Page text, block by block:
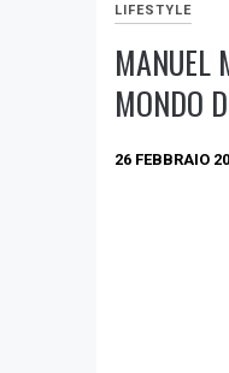
LIFESTYLE
MANUEL
MONDO
26 FEBBRAIO